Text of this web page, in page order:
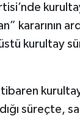
kararının
kurultay
süreçte,